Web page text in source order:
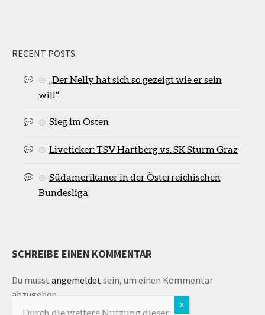
RECENT POSTS
„Der Nelly hat sich so gezeigt wie er sein
will“
Sieg im Osten
Liveticker: TSV Hartberg vs. SK Sturm Graz
Südamerikaner in der Österreichischen
Bundesliga
SCHREIBE EINEN KOMMENTAR
Du musst angemeldet sein, um einen Kommentar
abzugeben.
Durch die weitere Nutzung dieser